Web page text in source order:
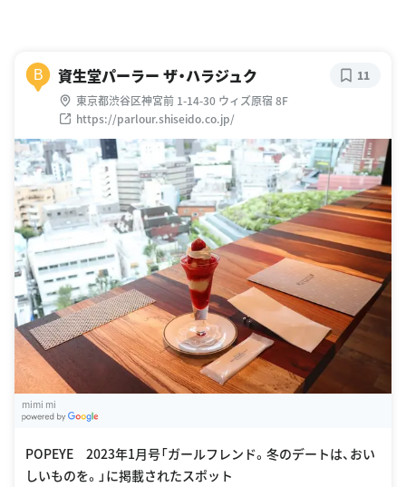
B 資生堂パーラー ザ・ハラジュク
東京都渋谷区神宮前 1-14-30 ウィズ原宿 8F
https://parlour.shiseido.co.jp/
11
mimi mi
POPEYE 2023年1月号「ガールフレンド。冬のデートは、おい
しいものを。」に掲載されたスポット